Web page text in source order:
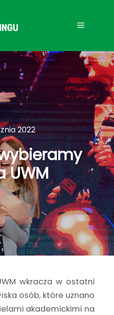
2022
UWM
wkracza w ostatni
osób, które uznano
akademickimi na